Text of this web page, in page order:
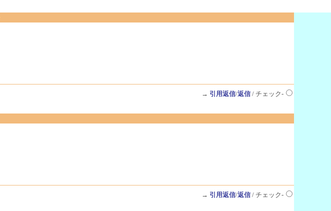
→ 引用返信/返信/ チェック-
→ 引用返信/返信/ チェック-